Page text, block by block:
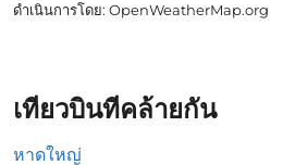
ดำเนินการโดย: OpenWeatherMap.org
เที่ยวบินที่คล้ายกัน
หาดใหญ่